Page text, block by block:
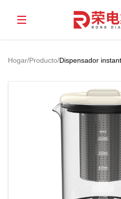
Hogar/Producto/Dispensador